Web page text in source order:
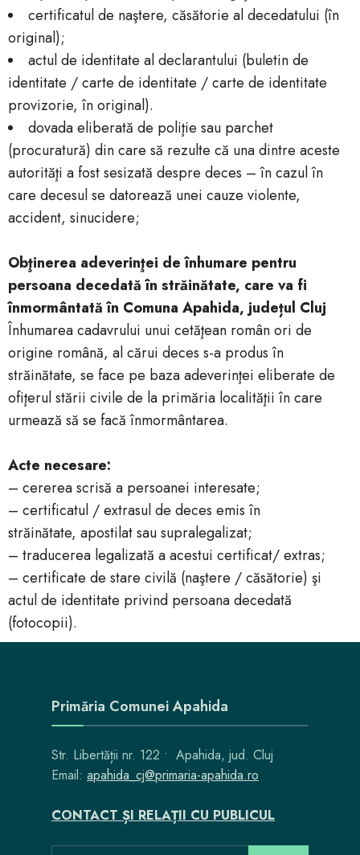
certificatul de naştere, căsătorie al decedatului (în
original);
actul de identitate al declarantului (buletin de
identitate / carte de identitate / carte de identitate
provizorie, în original).
dovada eliberată de poliţie sau parchet
(procuratură) din care să rezulte că una dintre aceste
autorităţi a fost sesizată despre deces – în cazul în
care decesul se datorează unei cauze violente,
accident, sinucidere;
Obţinerea adeverinţei de înhumare pentru
persoana decedată în străinătate, care va fi
înmormântată în Comuna Apahida, județul Cluj
Înhumarea cadavrului unui cetăţean român ori de
origine română, al cărui deces s-a produs în
străinătate, se face pe baza adeverinţei eliberate de
ofiţerul stării civile de la primăria localităţii în care
urmează să se facă înmormântarea.
Acte necesare:
– cererea scrisă a persoanei interesate;
– certificatul / extrasul de deces emis în
străinătate, apostilat sau supralegalizat;
– traducerea legalizată a acestui certificat/ extras;
– certificate de stare civilă (naştere / căsătorie) şi
actul de identitate privind persoana decedată
(fotocopii).
Primăria Comunei Apahida
Str. Libertății nr. 122 • Apahida, jud. Cluj
Email: apahida_cj@primaria-apahida.ro
CONTACT ȘI RELAȚII CU PUBLICUL